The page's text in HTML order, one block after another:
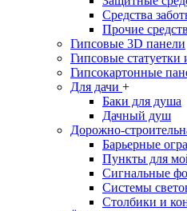
Средства
Прочие
Гипсовые 3D панели
Гипсовые статуетки
Гипсокартонные
Для дачи +
Баки для душа
Дачный душ
Дорожно-
Барьерные
Пункты для
Сигнальные
Системы
Столбики и